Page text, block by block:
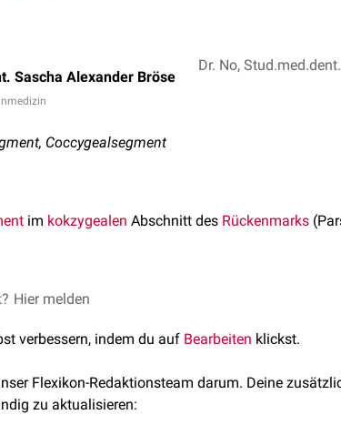
Sascha Alexander Bröse
Coccygealsegment
im kokzygealen Abschnitt des Rückenmarks
befindet sich gemeinsam mit den unteren
Hier melden
verbessern, indem du auf Bearbeiten klickst.
Flexikon-Redaktionsteam darum. Deine
zu aktualisieren: